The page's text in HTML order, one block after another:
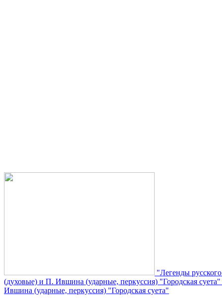
"Легенды
(духовые) и П. Ившина (ударные, перкуссия) "Городская суета"
Ившина (ударные, перкуссия) "Городская суета"